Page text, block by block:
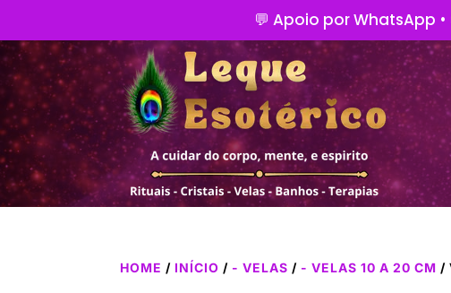
💬 Apoio por WhatsApp
HOME / INÍCIO / - VELAS / - VELAS 10 A 20 CM /